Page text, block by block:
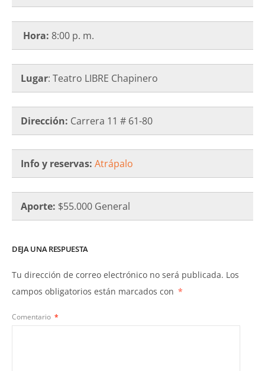
Hora: 8:00 p. m.
Lugar: Teatro LIBRE Chapinero
Dirección: Carrera 11 # 61-80
Info y reservas: Atrápalo
Aporte: $55.000 General
DEJA UNA RESPUESTA
Tu dirección de correo electrónico no será publicada. Los
campos obligatorios están marcados con *
Comentario *